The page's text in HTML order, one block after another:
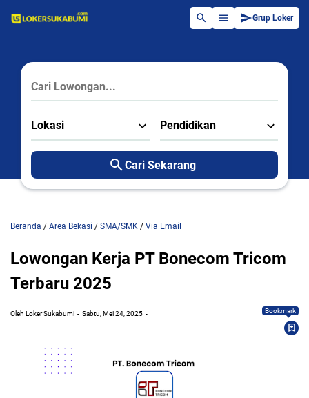
Grup Loker
Lokasi Pendidikan
Cari Sekarang
Beranda / Area Bekasi / SMA/SMK / Via Email
Lowongan Kerja PT Bonecom Tricom
Terbaru 2025
Oleh Loker Sukabumi Sabtu, Mei 24, 2025 Bookmark